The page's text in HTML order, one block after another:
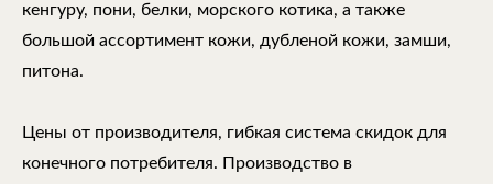
кенгуру, пони, белки, морского котика, а также
большой ассортимент кожи, дубленой кожи, замши,
питона.
Цены от производителя, гибкая система скидок для
конечного потребителя. Производство в